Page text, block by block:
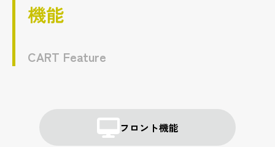
機能
CART Feature
フロント機能